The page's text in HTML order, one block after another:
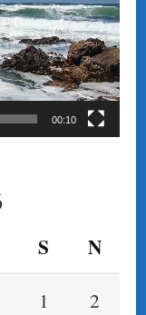
00:10
S N
1
2